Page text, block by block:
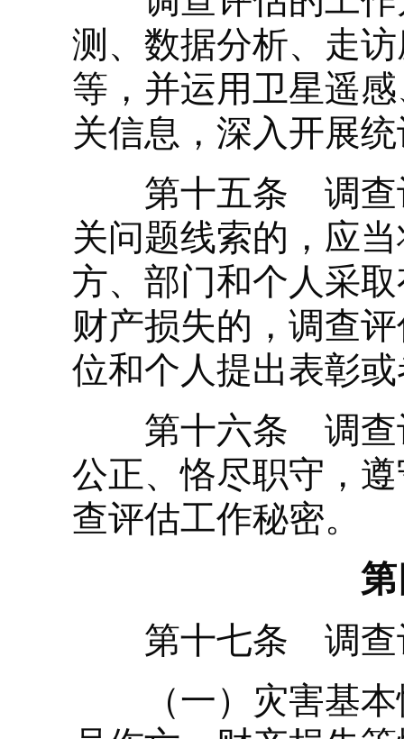
测、数据分析、走
等，并运用卫星遥
关信息，深入开展
第十五条 调查评
关问题线索的，应
方、部门和个人采
财产损失的，调查
位和个人提出表彰
第十六条 调查评
公正、恪尽职守，
查评估工作秘密。
第十七条 调查评
（一）灾害基本